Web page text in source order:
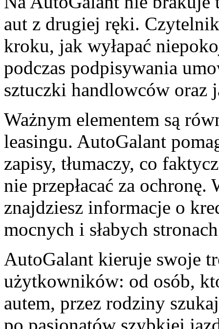
aut z drugiej ręki.
kroku, jak wyłapać
podczas podpisywania
sztuczki handlowców oraz
Ważnym elementem są
leasingu. AutoGalant
zapisy, tłumaczy, co
nie przepłacać za
znajdziesz informacje o
mocnych i słabych
AutoGalant kieruje swoje
użytkowników: od osób,
autem, przez rodziny
po pasjonatów szybkiej